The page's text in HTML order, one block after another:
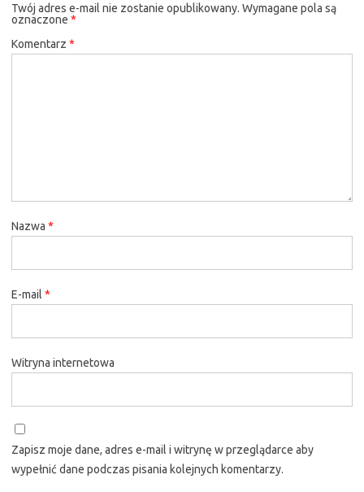
Twój adres e-mail nie zostanie opublikowany. Wymagane pola są
oznaczone *
Komentarz *
Nazwa *
E-mail *
Witryna internetowa
Zapisz moje dane, adres e-mail i witrynę w przeglądarce aby
wypełnić dane podczas pisania kolejnych komentarzy.